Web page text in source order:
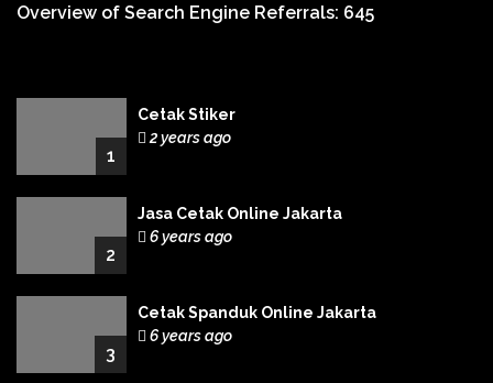
Overview of Search Engine Referrals: 645
1
Cetak Stiker
2 years ago
2
Jasa Cetak Online Jakarta
6 years ago
3
Cetak Spanduk Online Jakarta
6 years ago